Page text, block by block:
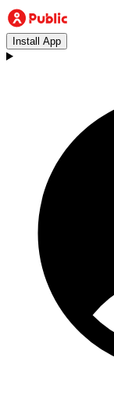
Install App